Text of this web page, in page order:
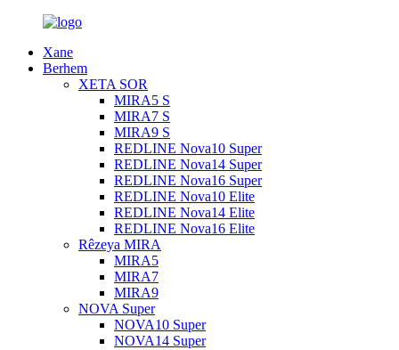
Xane
Berhem
XETA SOR
MIRA5 S
MIRA7 S
MIRA9 S
REDLINE Nova10 Super
REDLINE Nova14 Super
REDLINE Nova16 Super
REDLINE Nova10 Elite
REDLINE Nova14 Elite
REDLINE Nova16 Elite
Rêzeya MIRA
MIRA5
MIRA7
MIRA9
NOVA Super
NOVA10 Super
NOVA14 Super